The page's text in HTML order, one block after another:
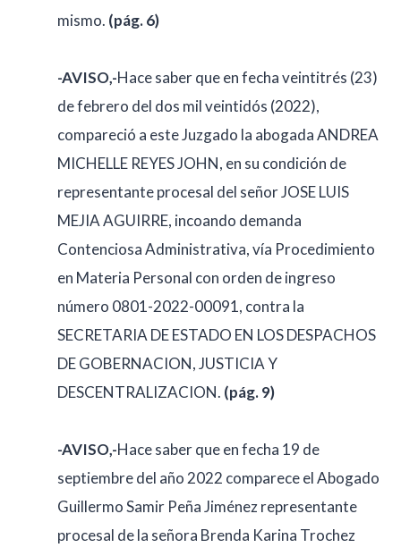
mismo. (pág. 6)
-AVISO,-Hace saber que en fecha veintitrés (23)
de febrero del dos mil veintidós (2022),
compareció a este Juzgado la abogada ANDREA
MICHELLE REYES JOHN, en su condición de
representante procesal del señor JOSE LUIS
MEJIA AGUIRRE, incoando demanda
Contenciosa Administrativa, vía Procedimiento
en Materia Personal con orden de ingreso
número 0801-2022-00091, contra la
SECRETARIA DE ESTADO EN LOS DESPACHOS
DE GOBERNACION, JUSTICIA Y
DESCENTRALIZACION. (pág. 9)
-AVISO,-Hace saber que en fecha 19 de
septiembre del año 2022 comparece el Abogado
Guillermo Samir Peña Jiménez representante
procesal de la señora Brenda Karina Trochez